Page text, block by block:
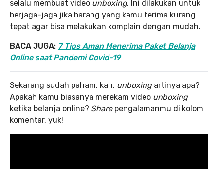
selalu membuat video unboxing. Ini dilakukan untuk
berjaga-jaga jika barang yang kamu terima kurang
tepat agar bisa melakukan komplain dengan mudah.
BACA JUGA: 7 Tips Aman Menerima Paket Belanja
Online saat Pandemi Covid-19
Sekarang sudah paham, kan, unboxing artinya apa?
Apakah kamu biasanya merekam video unboxing
ketika belanja online? Share pengalamanmu di kolom
komentar, yuk!